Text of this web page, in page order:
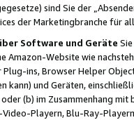
sind Sie der
der Marketingbranche für
Software und Geräte
Amazon-Website wie
ins, Browser Helper
kann) und Geräten,
(b) im Zusammenhang
Playern, Blu-Ray-